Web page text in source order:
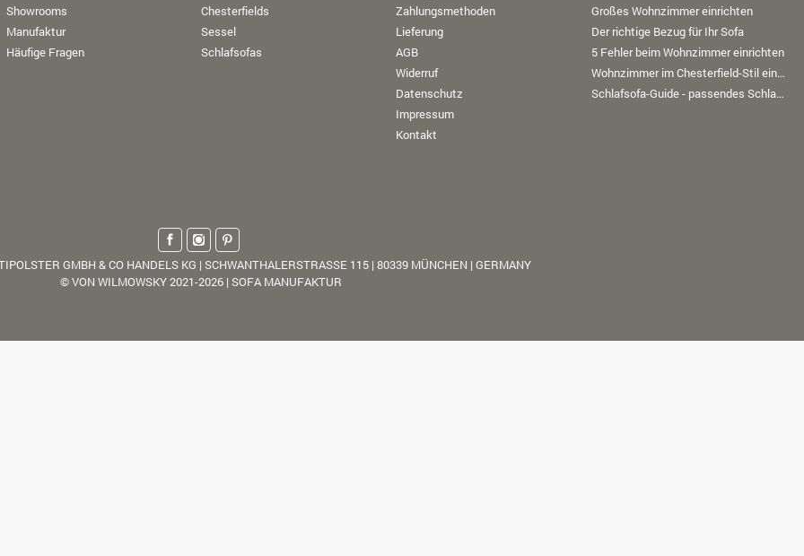
Showrooms
Manufaktur
Häufige Fragen
Chesterfields
Sessel
Schlafsofas
Zahlungsmethoden
Lieferung
AGB
Widerruf
Datenschutz
Impressum
Kontakt
Großes Wohnzimmer einrichten
Der richtige Bezug für Ihr Sofa
5 Fehler beim Wohnzimmer einrichten
Wohnzimmer im Chesterfield-Stil einrichten
Schlafsofa-Guide - passendes Schlafsofa finden
GMBH & CO HANDELS KG | SCHWANTHALERSTRASSE 115 | 80339 MÜNCHEN | GERMANY
© VON WILMOWSKY 2021-2026 | SOFA MANUFAKTUR